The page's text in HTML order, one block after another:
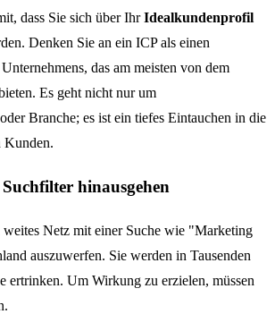
dass Sie sich über IhrIdealkundenprofil
Denken Sie an ein ICP als einen
das am meisten von dem
Es geht nicht nur um
Branche; es ist ein tiefes Eintauchen in die
Kunden.
hinausgehen
weites Netz mit einer Suche wie "Marketing
auszuwerfen. Sie werden in Tausenden
ertrinken. Um Wirkung zu erzielen, müssen